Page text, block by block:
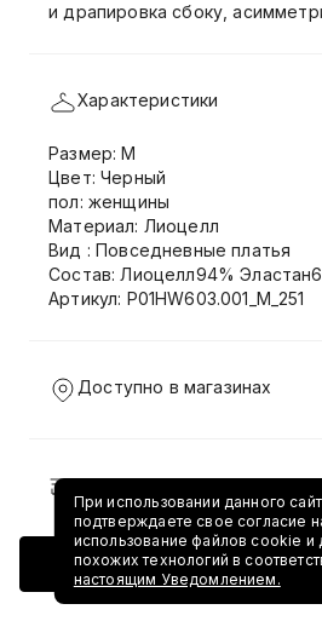
Добавить в
и драпировка сбоку,
Характеристики
Размер: M
Цвет: Черный
пол: женщины
Материал: Лиоцелл
Вид : Повседневные платья
Состав: Лиоцелл94%
Артикул: P01HW603.001_M_251
Доступно в магазинах
Доставка и возврат
При использовании данного
подтверждаете свое согласие
использование файлов cookie и
похожих технологий в
настоящим Уведомлением.